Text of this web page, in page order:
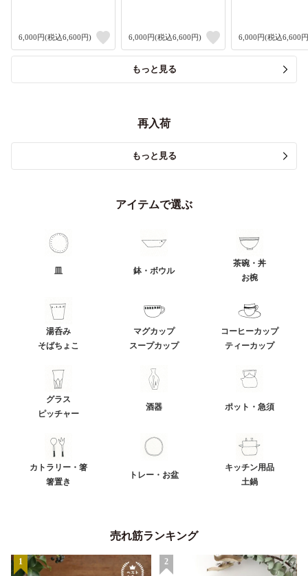
6,000円(税込6,600円) 6,000円(税込6,600円) 6,000円(税込6,600
もっと見る
再入荷
もっと見る
アイテムで選ぶ
皿 鉢・ボウル
茶碗・丼
お椀
湯呑み
そばちょこ
マグカップ
スープカップ
コーヒーカップ
ティーカップ
グラス
ピッチャー
酒器 ポット・急須
カトラリー・箸
箸置き
トレー・お盆
キッチン用品
土鍋
売れ筋ランキング
1 2